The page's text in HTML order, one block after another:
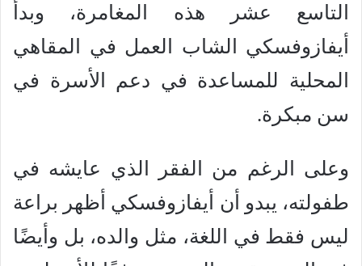
التاسع عشر هذه المغامرة، وبدأ
أيفازوفسكي الشاب العمل في المقاهي
المحلية للمساعدة في دعم الأسرة في
سن مبكرة.
وعلى الرغم من الفقر الذي عايشه في
طفولته، يبدو أن أيفازوفسكي أظهر براعة
ليس فقط في اللغة، مثل والده، بل وأيضًا